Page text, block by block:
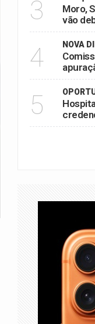
3
Moro,
vão
4 NOVA
5